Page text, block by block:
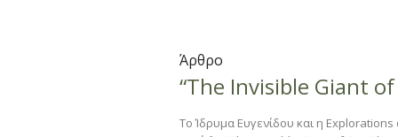
Άρθρο
“The Invisible Giant
Το Ίδρυμα Ευγενίδου και η